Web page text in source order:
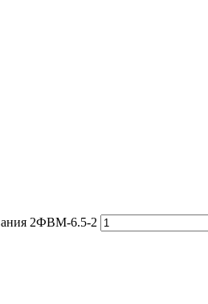
2ФВМ-6.5-2